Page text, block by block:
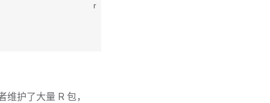
r
护了大量 R 包，